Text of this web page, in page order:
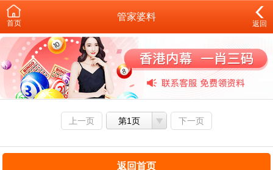
首页
管家婆料
返回
上一页 第1页 下一页
返回首页